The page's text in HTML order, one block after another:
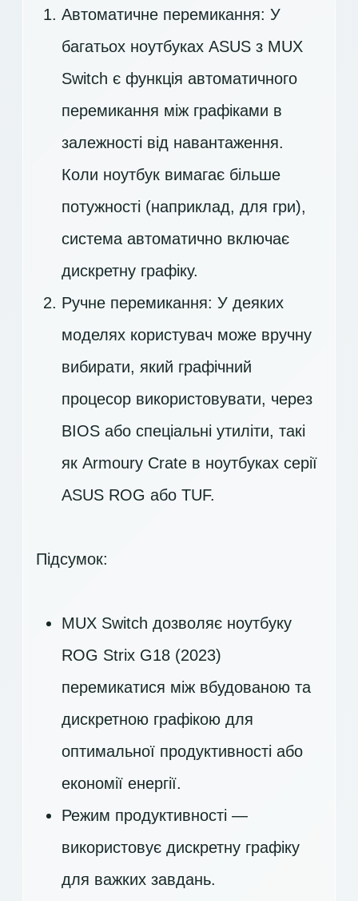
Автоматичне перемикання: У
багатьох ноутбуках ASUS з MUX
Switch є функція автоматичного
перемикання між графіками в
залежності від навантаження.
Коли ноутбук вимагає більше
потужності (наприклад, для гри),
система автоматично включає
дискретну графіку.
Ручне перемикання: У деяких
моделях користувач може вручну
вибирати, який графічний
процесор використовувати, через
BIOS або спеціальні утиліти, такі
як Armoury Crate в ноутбуках серії
ASUS ROG або TUF.
Підсумок:
MUX Switch дозволяє ноутбуку
ROG Strix G18 (2023)
перемикатися між вбудованою та
дискретною графікою для
оптимальної продуктивності або
економії енергії.
Режим продуктивності —
використовує дискретну графіку
для важких завдань.